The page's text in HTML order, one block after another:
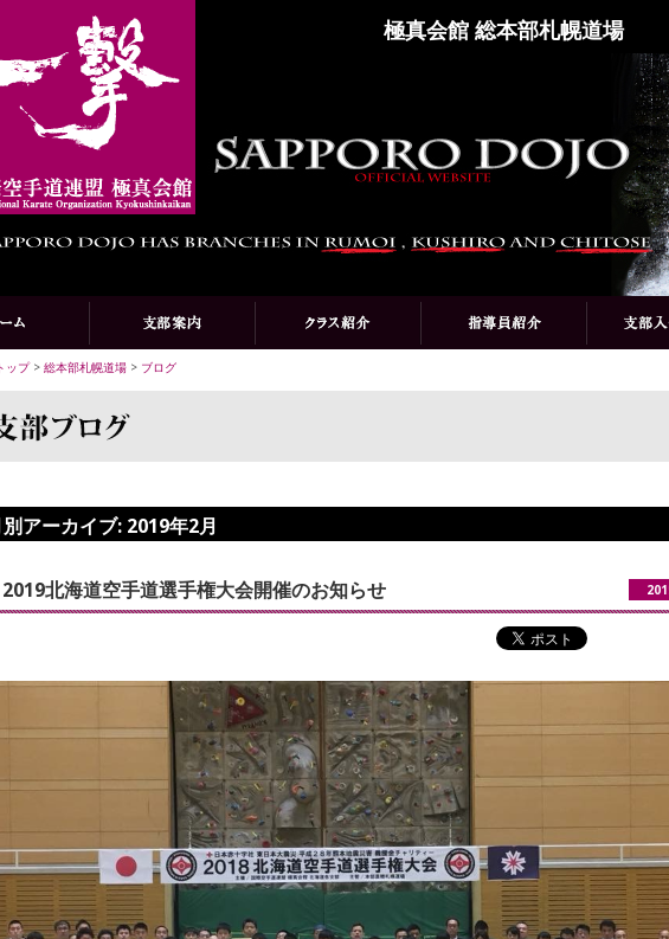
極真会館 総本部札幌道場
ップ> 総本部札幌道場 > ブログ
別アーカイブ: 2019年2月
2019北海道空手道選手権大会開催のお知らせ